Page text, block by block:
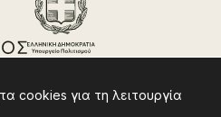
cookies για τη λειτουργία